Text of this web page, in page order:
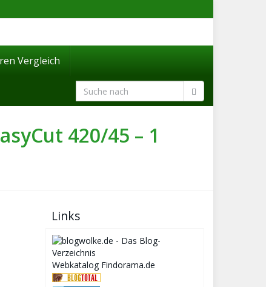
Vergleich
420/45 – 1
Links
Webkatalog Findorama.de